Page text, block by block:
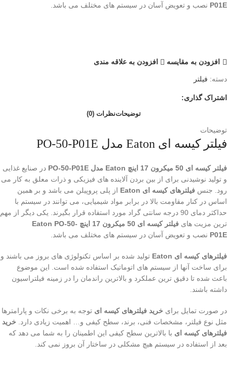
P01E نصب و تعویض آسان در سیستم های مختلف می باشد.
افزودن به مقایسه افزودن به علاقه مندی
دسته: فیلتر
اشتراک گذاری:
توضیحاتنظرات (0)
توضیحات
فیلتر کیسه ای Eaton مدل PO-50-P01E
فیلتر کیسه ای 50 میکرون 17 اینچ Eaton مدل PO-50-P01E
در صنایع غذایی
و تولید نوشیدنی برای از بین بردن آلاینده های فیزیکی و ذرات معلق به کار می
رود. جنس فیلترهای کیسه ای Eaton
از پلی پروپیلن می باشد و بر همین
اساس در کنار مقاومت بالا در برابر مواد شیمیایی، می توانند در سیستم با
حداکثر دمای 90 درجه سانتی گراد مورد استفاده قرار بگیرند. یکی دیگر از مهم
ترین مزیت های
فیلتر کیسه ای 50 میکرون 17 اینچ Eaton PO-50-
P01E نصب و تعویض آسان در سیستم های مختلف می باشد.
فیلترهای کیسه ای Eaton
تولید شده بر اساس تکنولوژی های بروز می باشند و
برای ساخت آنها از سیستم های اتوماتیک استفاده شده است. این موضوع
باعث شده تا دقیق ترین عملکرد و بالاترین راندمان را در زمینه فیلتراسیون
داشته باشند.
در صورت تمایل برای خرید فیلترهای کیسه ای توجه به برخی نکات و پارامترها
مثل نوع فیلتر، مشخصات فنی، برند، سطح کیفی و… اهمیت زیادی دارد.
خرید
فیلترهای کیسه ای با بالاترین سطح کیفی این اطمینان را به شما می دهد که
بعد از استفاده در سیستم هیچ مشکلی در ساختار آن بروز نمی کند.